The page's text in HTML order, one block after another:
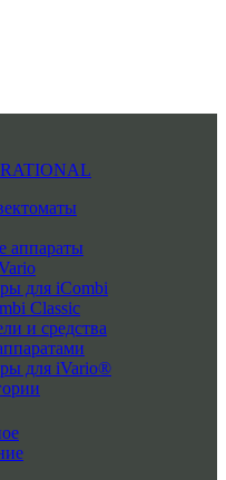
аппараты
для iCombi
Classic
и средства
для iVario®